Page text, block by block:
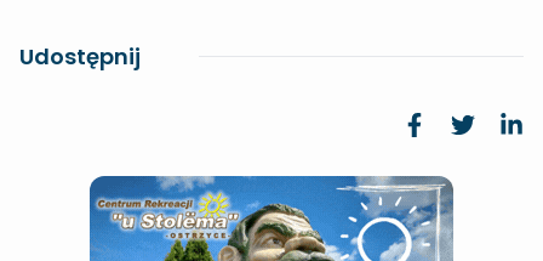
Udostępnij